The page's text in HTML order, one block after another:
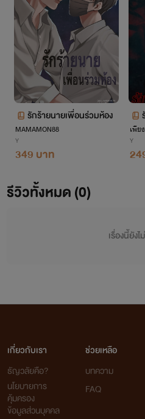
รักร้ายนายเพื่อนร่วมห้อง
MAMAMON88
Y
349 บาท
เพีย
Y
รีวิวทั้งหมด (0)
เรื่องนี้ยัง
เกี่ยวกับเรา
ธัญวลัยคือ?
นโยบายการ
คุ้มครอง
ข้อมูลส่วนบุคคล
ช่วยเหลือ
บทความ
FAQ